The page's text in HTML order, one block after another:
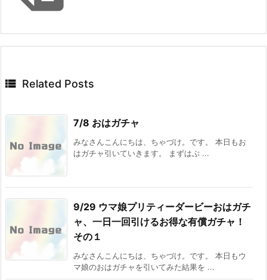
 Related Posts
7/8 おはガチャ
みなさんこんにちは、ちゃづけ。です。 本日もお
はガチャ引いていきます。 まずはぷ ...
9/29 ウマ娘プリティーダービーおはガチ
ャ、一日一回引けるお得な有償ガチャ！
その１
みなさんこんにちは、ちゃづけ。です。 本日もウ
マ娘のおはガチャを引いてみた結果を ...